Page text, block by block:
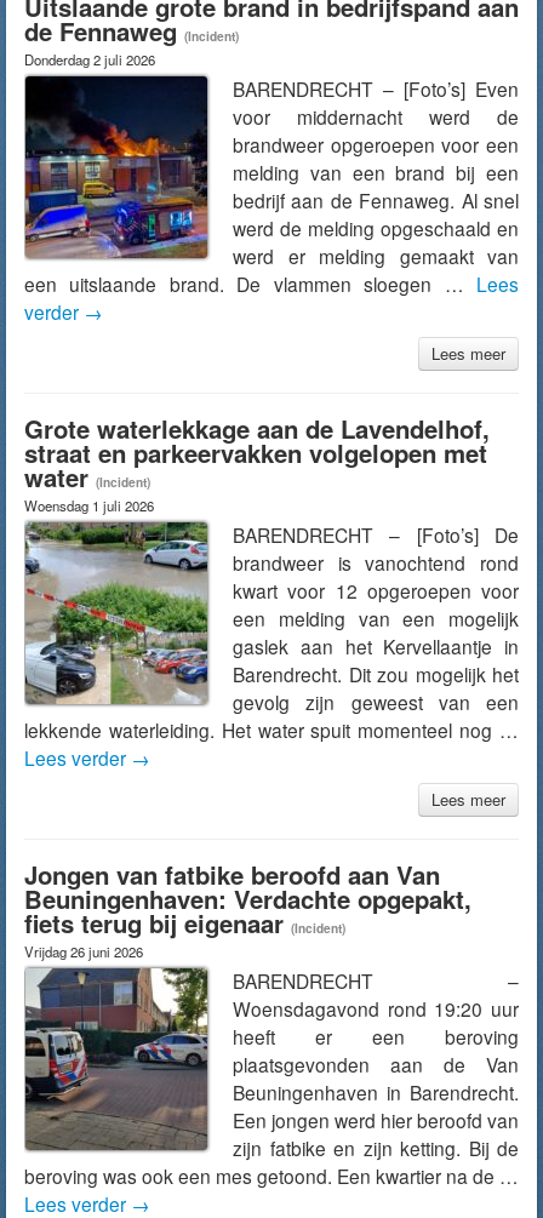
de Fennaweg (Incident)
Donderdag 2 juli 2026
BARENDRECHT – [Foto’s] Even
voor middernacht werd de
brandweer opgeroepen voor een
melding van een brand bij een
bedrijf aan de Fennaweg. Al snel
werd de melding opgeschaald en
werd er melding gemaakt van
een uitslaande brand. De vlammen sloegen … Lees
verder →
Lees meer
Grote waterlekkage aan de Lavendelhof,
straat en parkeervakken volgelopen met
water (Incident)
Woensdag 1 juli 2026
BARENDRECHT – [Foto’s] De
brandweer is vanochtend rond
kwart voor 12 opgeroepen voor
een melding van een mogelijk
gaslek aan het Kervellaantje in
Barendrecht. Dit zou mogelijk het
gevolg zijn geweest van een
lekkende waterleiding. Het water spuit momenteel nog …
Lees verder →
Lees meer
Jongen van fatbike beroofd aan Van
Beuningenhaven: Verdachte opgepakt,
fiets terug bij eigenaar (Incident)
Vrijdag 26 juni 2026
BARENDRECHT –
Woensdagavond rond 19:20 uur
heeft er een beroving
plaatsgevonden aan de Van
Beuningenhaven in Barendrecht.
Een jongen werd hier beroofd van
zijn fatbike en zijn ketting. Bij de
beroving was ook een mes getoond. Een kwartier na de …
Lees verder →